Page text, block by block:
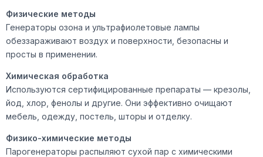
Физические методы
Генераторы озона и ультрафиолетовые лампы
обеззараживают воздух и поверхности, безопасны и
просты в применении.
Химическая обработка
Используются сертифицированные препараты — крезолы,
йод, хлор, фенолы и другие. Они эффективно очищают
мебель, одежду, постель, шторы и отделку.
Физико-химические методы
Парогенераторы распыляют сухой пар с химическими